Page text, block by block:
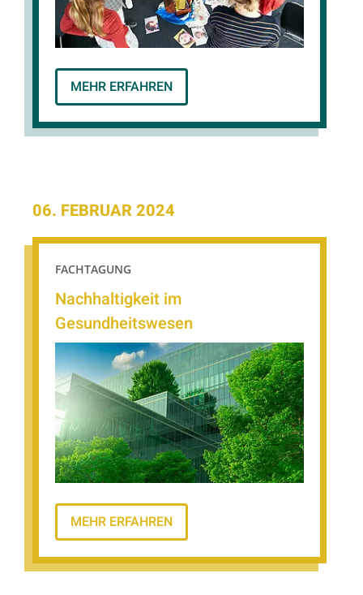
MEHR ERFAHREN
06. FEBRUAR 2024
FACHTAGUNG
Nachhaltigkeit im
Gesundheitswesen
MEHR ERFAHREN